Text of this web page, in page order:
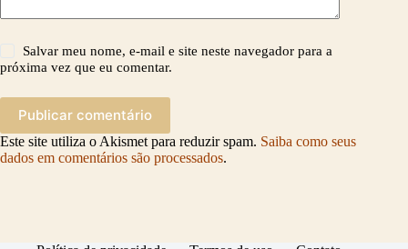
Salvar meu nome, e-mail e site neste navegador para a
próxima vez que eu comentar.
Publicar comentário
Este site utiliza o Akismet para reduzir spam. Saiba como seus
dados em comentários são processados.